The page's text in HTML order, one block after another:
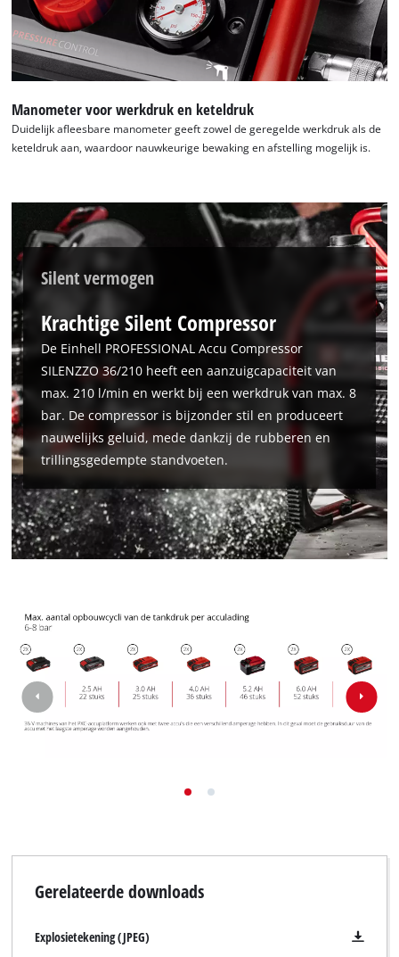
Manometer voor werkdruk en keteldruk
Duidelijk afleesbare manometer geeft zowel de geregelde werkdruk als de
keteldruk aan, waardoor nauwkeurige bewaking en afstelling mogelijk is.
Silent vermogen
Krachtige Silent Compressor
De Einhell PROFESSIONAL Accu Compressor
SILENZZO 36/210 heeft een aanzuigcapaciteit van
max. 210 l/min en werkt bij een werkdruk van max. 8
bar. De compressor is bijzonder stil en produceert
nauwelijks geluid, mede dankzij de rubberen en
trillingsgedempte standvoeten.
Gerelateerde downloads
Explosietekening (JPEG)